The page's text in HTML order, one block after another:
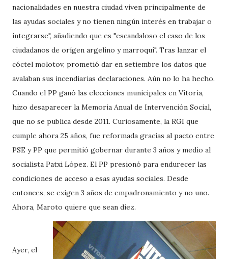
nacionalidades en nuestra ciudad viven principalmente de
las ayudas sociales y no tienen ningún interés en trabajar o
integrarse", añadiendo que es "escandaloso el caso de los
ciudadanos de orígen argelino y marroquí". Tras lanzar el
cóctel molotov, prometió dar en setiembre los datos que
avalaban sus incendiarias declaraciones. Aún no lo ha hecho.
Cuando el PP ganó las elecciones municipales en Vitoria,
hizo desaparecer la Memoria Anual de Intervención Social,
que no se publica desde 2011. Curiosamente, la RGI que
cumple ahora 25 años, fue reformada gracias al pacto entre
PSE y PP que permitió gobernar durante 3 años y medio al
socialista Patxi López. El PP presionó para endurecer las
condiciones de acceso a esas ayudas sociales. Desde
entonces, se exigen 3 años de empadronamiento y no uno.
Ahora, Maroto quiere que sean diez.
Ayer, el